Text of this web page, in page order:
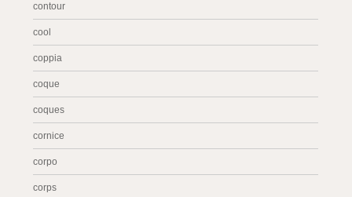
contour
cool
coppia
coque
coques
cornice
corpo
corps